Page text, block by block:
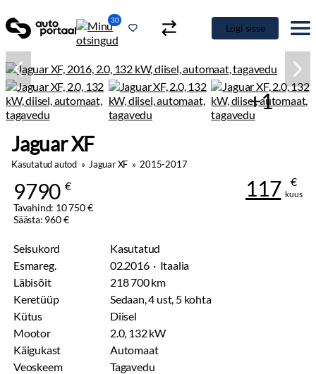
30
Logi sisse
+1
Jaguar XF
Kasutatud autod » Jaguar XF » 2015-2017
9790 €
Tavahind: 10 750 €
Säästa: 960 €
117 €
kuus
Seisukord
Kasutatud
Esmareg.
02.2016 · Itaalia
Läbisõit
218 700 km
Keretüüp
Sedaan, 4 ust, 5 kohta
Kütus
Diisel
Mootor
2.0, 132 kW
Käigukast
Automaat
Veoskeem
Tagavedu